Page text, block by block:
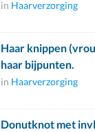
in Haarverzorging
Haar knippen
haar bijpunten.
in Haarverzorging
Donutknot met